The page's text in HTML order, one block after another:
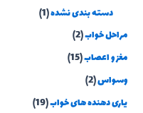
دسته بندی نشده(1)
مراحل خواب(2)
مغز و اعصاب(15)
وسواس(2)
یاری دهنده های خواب(19)